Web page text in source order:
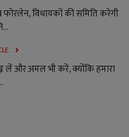
विधायकों की समिति करेगी
लें और अमल भी करें, क्योंकि हमारा